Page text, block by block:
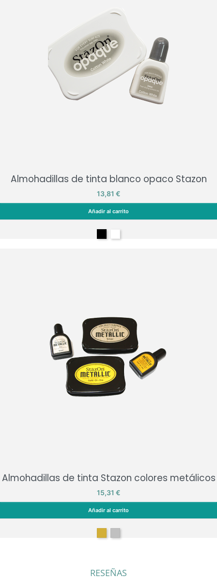
Almohadillas de tinta blanco opaco Stazon
Precio
13,81 €
Añadir al carrito
Almohadillas de tinta Stazon colores metálicos
Precio
15,31 €
Añadir al carrito
RESEÑAS